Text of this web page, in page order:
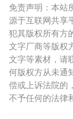
免责声明：本站
源于互联网共享
犯其版权所有方
文字厂商等版权
文字等素材，请
何版权方从未通
偿或上诉法院的
不予任何的法律